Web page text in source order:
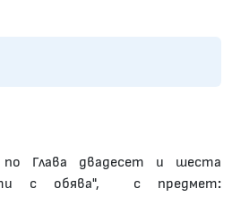
по Глава двадесет и шеста
с обява", с предмет: